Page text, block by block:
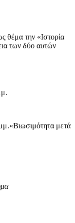
θέμα την «Ιστορία
των δύο αυτών
Βιωσιμότητα μετά